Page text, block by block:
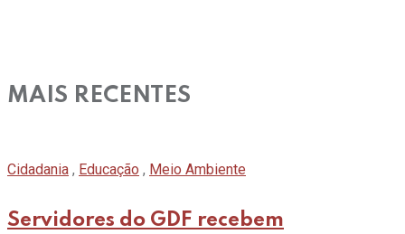
MAIS RECENTES
Cidadania , Educação , Meio Ambiente
Servidores do GDF recebem